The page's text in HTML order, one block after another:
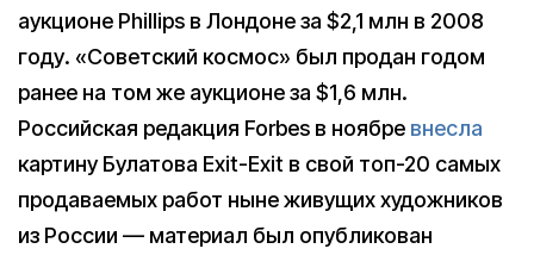
аукционе Phillips в Лондоне за $2,1 млн в 2008
году. «Советский космос» был продан годом
ранее на том же аукционе за $1,6 млн.
Российская редакция Forbes в ноябре внесла
картину Булатова Exit-Exit в свой топ-20 самых
продаваемых работ ныне живущих художников
из России — материал был опубликован